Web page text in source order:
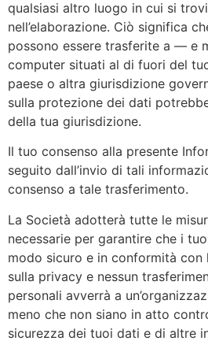
qualsiasi altro luogo in cui si
nell’elaborazione. Ciò significa
possono essere trasferite a — e
computer situati al di fuori del
paese o altra giurisdizione
sulla protezione dei dati
della tua giurisdizione.
Il tuo consenso alla presente
seguito dall’invio di tali
consenso a tale trasferimento.
La Società adotterà tutte le
necessarie per garantire che i
modo sicuro e in conformità con
sulla privacy e nessun
personali avverrà a
meno che non siano in atto
sicurezza dei tuoi dati e di altre